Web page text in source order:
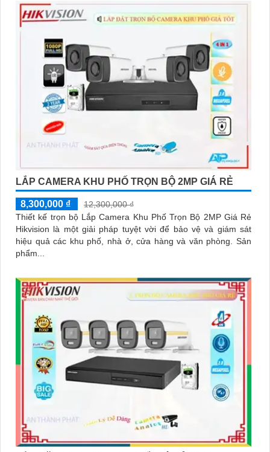
LẮP CAMERA KHU PHỐ TRỌN BỘ 2MP GIÁ RẺ
8,300,000 ₫
12,300,000 ₫
Thiết kế trọn bộ Lắp Camera Khu Phố Trọn Bộ 2MP Giá Rẻ
Hikvision là một giải pháp tuyệt vời để bảo vệ và giám sát
hiệu quả các khu phố, nhà ở, cửa hàng và văn phòng. Sản
phẩm...